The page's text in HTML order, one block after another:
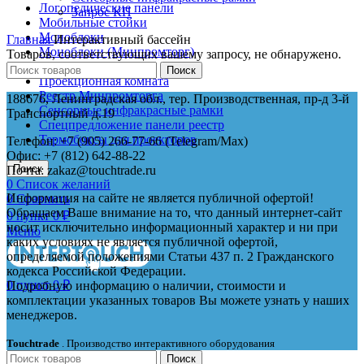
Логопедические панели
Мобильные стойки
Моноблоки
Моноблоки (Минпромторг)
Ожившие рисунки
Проекционная комната
Реестр Минпромторга
Сенсорные инфракрасные рамки
Спецпредложение панели реестр
Термобоксы для проекторов
Поиск
0 Список желаний
0 Сравнить
0пункт 0₽
Меню
0пункт 0₽
Запрос КП
ГлавнаяИнтерактивный бассейн
Товаров, соответствующих вашему запросу, не обнаружено.
Поиск
188676, Ленинградская обл., тер. Производственная, пр-д 3-й
Транспортный д.19
Телефон: +7 (905) 266-77-66 (Telegram/Maх)
Офис: +7 (812) 642-88-22
Почта: zakaz@touchtrade.ru
Информация на сайте не является публичной офертой!
Обращаем Ваше внимание на то, что данный интернет-сайт
носит исключительно информационный характер и ни при
каких условиях не является публичной офертой,
определяемой положениями Статьи 437 п. 2 Гражданского
кодекса Российской Федерации.
Подробную информацию о наличии, стоимости и
комплектации указанных товаров Вы можете узнать у наших
менеджеров.
Touchtrade . Производство интерактивного оборудования
Поиск